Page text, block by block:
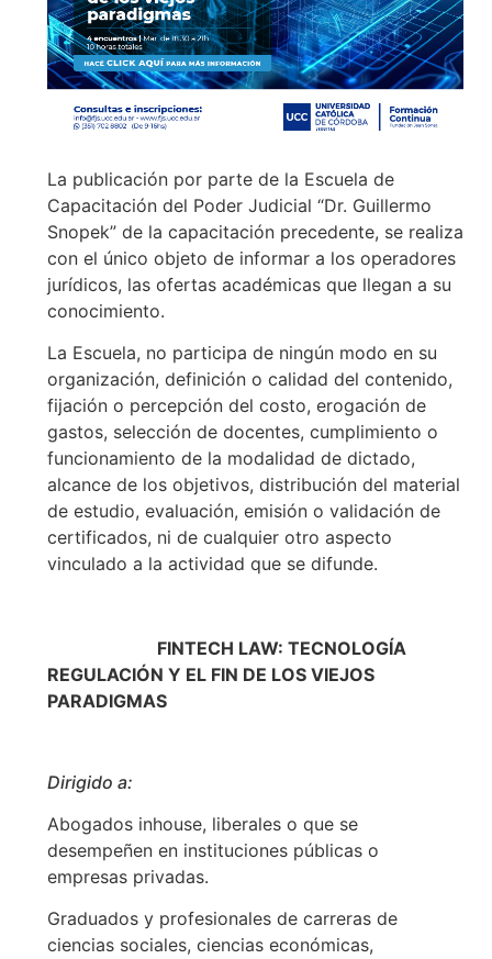
La publicación por parte de la Escuela de
Capacitación del Poder Judicial “Dr. Guillermo
Snopek” de la capacitación precedente, se realiza
con el único objeto de informar a los operadores
jurídicos, las ofertas académicas que llegan a su
conocimiento.
La Escuela, no participa de ningún modo en su
organización, definición o calidad del contenido,
fijación o percepción del costo, erogación de
gastos, selección de docentes, cumplimiento o
funcionamiento de la modalidad de dictado,
alcance de los objetivos, distribución del material
de estudio, evaluación, emisión o validación de
certificados, ni de cualquier otro aspecto
vinculado a la actividad que se difunde.
FINTECH LAW: TECNOLOGÍA
REGULACIÓN Y EL FIN DE LOS VIEJOS
PARADIGMAS
Dirigido a:
Abogados inhouse, liberales o que se
desempeñen en instituciones públicas o
empresas privadas.
Graduados y profesionales de carreras de
ciencias sociales, ciencias económicas,